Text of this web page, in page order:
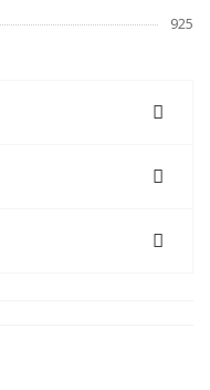
925